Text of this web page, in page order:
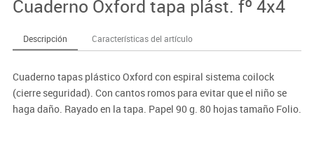
Cuaderno Oxford tapa plást. fº 4x4
Descripción Características del artículo
Cuaderno tapas plástico Oxford con espiral sistema coilock
(cierre seguridad). Con cantos romos para evitar que el niño se
haga daño. Rayado en la tapa. Papel 90 g. 80 hojas tamaño Folio.